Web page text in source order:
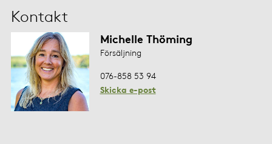
Kontakt
Michelle Thöming
Försäljning
076-858 53 94
Skicka e-post